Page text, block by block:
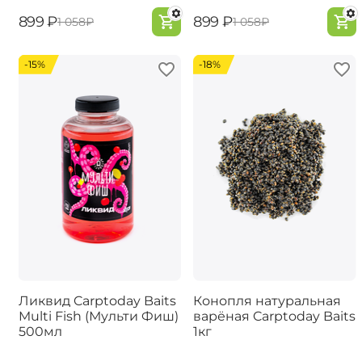
‍899‍ ₽‍1 058‍₽ ‍899‍ ₽‍1 058‍₽
-15%
Ликвид Carptoday Baits
Multi Fish (Мульти Фиш)
500мл
-18%
Конопля натуральная
варёная Carptoday Baits
1кг